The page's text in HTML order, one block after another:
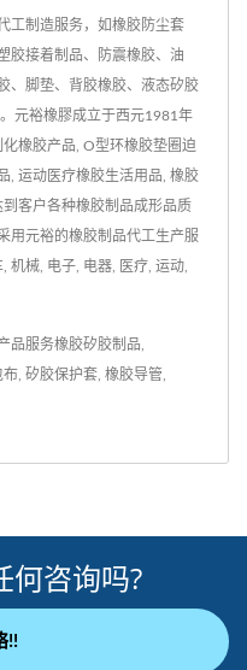
工制造服务，如橡胶防尘套
胶接着制品、防震橡胶、油
、脚垫、背胶橡胶、液态矽胶
元裕橡膠成立于西元1981年
橡胶产品, O型环橡胶垫圈迫
, 运动医疗橡胶生活用品, 橡胶
客户各种橡胶制品成形品质
用元裕的橡胶制品代工生产服
机械, 电子, 电器, 医疗, 运动,
品服务橡胶矽胶制品
布 矽胶保护套 橡胶导管
何咨询吗?
!!